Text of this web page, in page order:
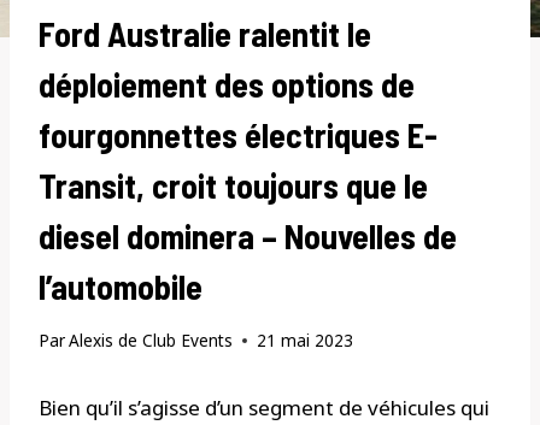
Ford Australie ralentit le
déploiement des options de
fourgonnettes électriques E-
Transit, croit toujours que le
diesel dominera – Nouvelles de
l’automobile
ParAlexis de Club Events 21 mai 2023
Bien qu’il s’agisse d’un segment de véhicules qui